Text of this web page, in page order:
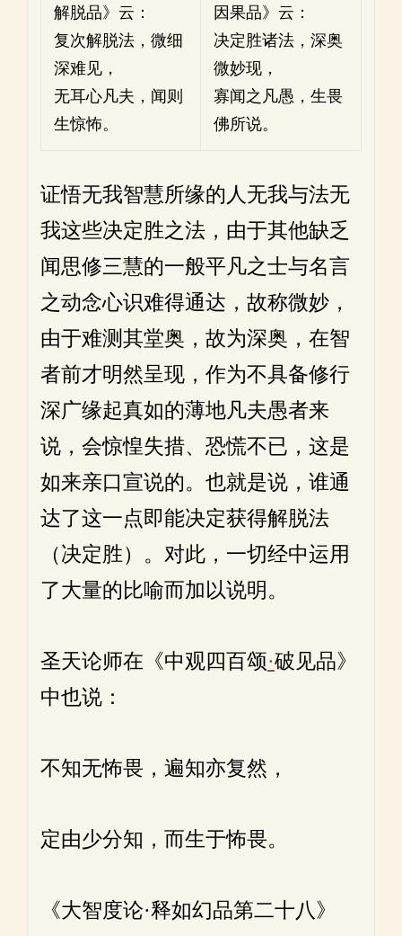
解脱品》云：
复次解脱法，微细
深难见，
无耳心凡夫，闻则
生惊怖。
因果品》云：
决定胜诸法，深奥
微妙现，
寡闻之凡愚，生畏
佛所说。
证悟无我智慧所缘的人无我与法无
我这些决定胜之法，由于其他缺乏
闻思修三慧的一般平凡之士与名言
之动念心识难得通达，故称微妙，
由于难测其堂奥，故为深奥，在智
者前才明然呈现，作为不具备修行
深广缘起真如的薄地凡夫愚者来
说，会惊惶失措、恐慌不已，这是
如来亲口宣说的。也就是说，谁通
达了这一点即能决定获得解脱法
（决定胜）。对此，一切经中运用
了大量的比喻而加以说明。
圣天论师在《中观四百颂·破见品》
中也说：
不知无怖畏，遍知亦复然，
定由少分知，而生于怖畏。
《大智度论·释如幻品第二十八》